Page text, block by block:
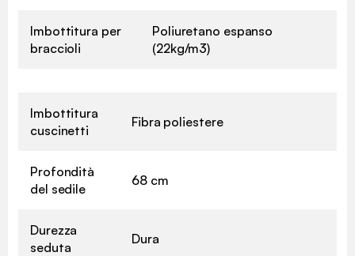
Imbottitura per
braccioli
Poliuretano espanso
(22kg/m3)
Imbottitura
cuscinetti
Fibra poliestere
Profondità
del sedile
68 cm
Durezza
seduta
Dura